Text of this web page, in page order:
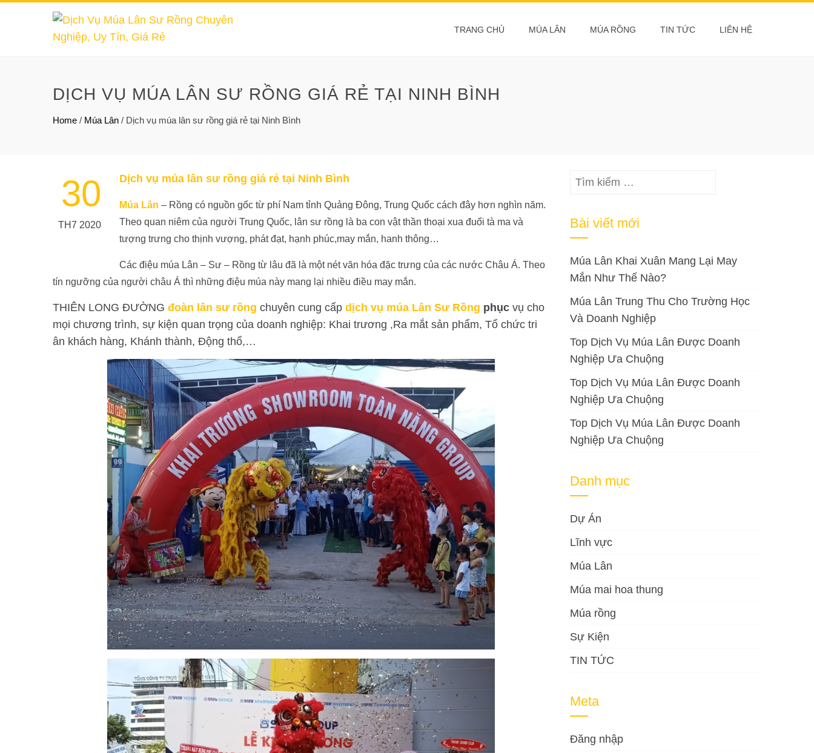
TRANG CHỦ MÚA LÂN MÚA RỒNG TIN TỨC LIÊN HỆ
DỊCH VỤ MÚA LÂN SƯ RỒNG GIÁ RẺ TẠI NINH BÌNH
Home / Múa Lân / Dịch vụ múa lân sư rồng giá rẻ tại Ninh Bình
30
TH7 2020
Dịch vụ múa lân sư rồng giá rẻ tại Ninh Bình
Múa Lân – Rồng có nguồn gốc từ phí Nam tỉnh Quảng Đông, Trung Quốc cách đây hơn nghìn năm.
Theo quan niêm của người Trung Quốc, lân sư rồng là ba con vật thần thoại xua đuổi tà ma và
tượng trưng cho thịnh vượng, phát đạt, hạnh phúc,may mắn, hanh thông…
Các điệu múa Lân – Sư – Rồng từ lâu đã là một nét văn hóa đặc trưng của các nước Châu Á. Theo
tín ngưỡng của người châu Á thì những điệu múa này mang lại nhiều điều may mắn.
THIÊN LONG ĐƯỜNG đoàn lân sư rồng chuyên cung cấp dịch vụ múa Lân Sư Rồng phục vụ cho
mọi chương trình, sự kiện quan trọng của doanh nghiệp: Khai trương ,Ra mắt sản phẩm, Tổ chức tri
ân khách hàng, Khánh thành, Động thổ,…
Tìm
Bài viết mới
Múa Lân Khai Xuân Mang Lại May
Mắn Như Thế Nào?
Múa Lân Trung Thu Cho Trường Học
Và Doanh Nghiệp
Top Dịch Vụ Múa Lân Được Doanh
Nghiệp Ưa Chuộng
Top Dịch Vụ Múa Lân Được Doanh
Nghiệp Ưa Chuộng
Top Dịch Vụ Múa Lân Được Doanh
Nghiệp Ưa Chuộng
Danh mục
Dự Án
Lĩnh vực
Múa Lân
Múa mai hoa thung
Múa rồng
Sự Kiện
TIN TỨC
Meta
Đăng nhập